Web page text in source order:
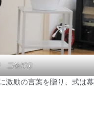
三輪博美
激励の言葉を贈り、式は